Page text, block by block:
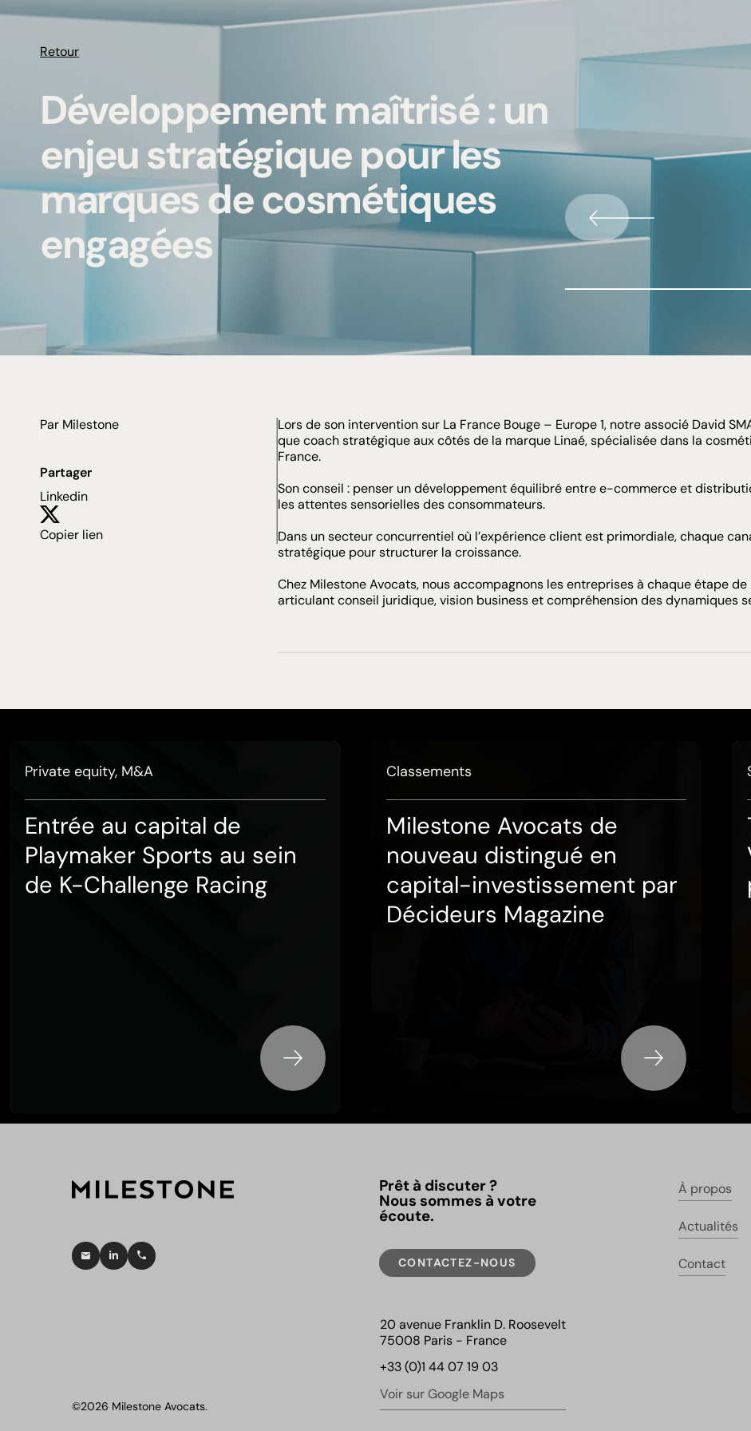
Retour
Développement maîtrisé : un
enjeu stratégique pour les
marques de cosmétiques
engagées
Par Milestone
Partager
Linkedin
Copier lien
Lors de son intervention sur La France Bouge – Europe 1, notre associé David
que coach stratégique aux côtés de la marque Linaé, spécialisée dans la
France.
Son conseil : penser un développement équilibré entre e-commerce et
les attentes sensorielles des consommateurs.
Dans un secteur concurrentiel où l’expérience client est primordiale, chaque
stratégique pour structurer la croissance.
Chez Milestone Avocats, nous accompagnons les entreprises à chaque étape
articulant conseil juridique, vision business et compréhension des dynamiques
Private equity, M&A
Entrée au capital de
Playmaker Sports au sein
de K-Challenge Racing
Classements
Milestone Avocats de
nouveau distingué en
capital-investissement par
Décideurs Magazine
Prêt à discuter ?
Nous sommes à votre
écoute.
CONTACTEZ-NOUS
À propos
Actualités
Contact
©2026 Milestone Avocats.
20 avenue Franklin D. Roosevelt
75008 Paris - France
+33 (0)1 44 07 19 03
Voir sur Google Maps